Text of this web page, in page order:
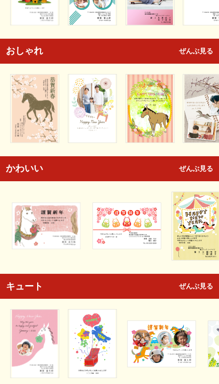
おしゃれ ぜんぶ見る
かわいい ぜんぶ見る
キュート ぜんぶ見る